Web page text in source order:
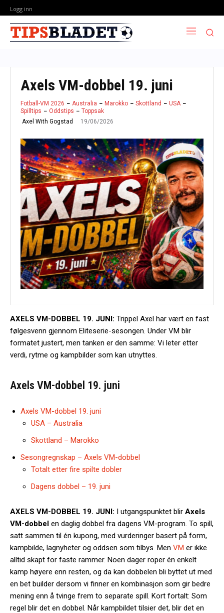
Logg inn
Axels VM-dobbel 19. juni
Fotball-VM 2026 Australia Marokko Skottland
USA
Spilltips
Oddstips
Toppsak
Axel With Gogstad
19/06/2026
AXELS VM-DOBBEL 19. JUNI: Trippel Axel har vært en fast
følgesvenn gjennom Eliteserie-sesongen. Under VM blir
formatet justert, men tanken er den samme: Vi leter etter
verdi, rytme og kampbilder som kan utnyttes.
Axels VM-dobbel 19. juni
Axels VM-dobbel 19. juni
USA – Australia
Skottland – Marokko
Sesongregnskap – Axels VM-dobbel
Totalt etter fire spilte dobler
Dagens dobbel – 19. juni
AXELS VM-DOBBEL 19. JUNI: I utgangspunktet blir Axels
VM-dobbel en daglig dobbel fra dagens VM-program. To spill,
satt sammen til én kupong, med vurderinger basert på form,
kampbilde, lagnyheter og oddsen som tilbys. Men VM er ikke
alltid skapt for faste rammer. Noen dager roper én enkelt
kamp høyere enn resten, og da kan dobbelen bli byttet ut med
en bet builder dersom vi finner en kombinasjon som gir bedre
mening enn å tvinge frem to separate spill. Kort fortalt: Som
regel blir det en dobbel. Når kampbildet tilsier det, blir det en